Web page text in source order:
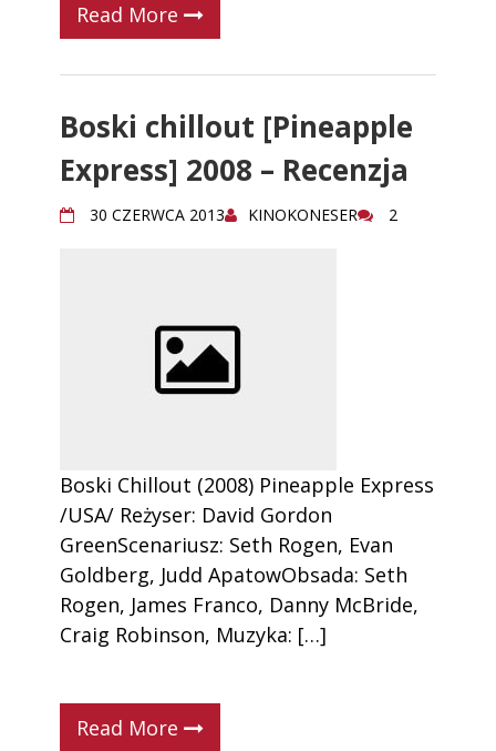
Read More
Boski chillout [Pineapple
Express] 2008 – Recenzja
30 CZERWCA 2013 KINOKONESER 2
Boski Chillout (2008) Pineapple Express
/USA/ Reżyser: David Gordon
GreenScenariusz: Seth Rogen, Evan
Goldberg, Judd ApatowObsada: Seth
Rogen, James Franco, Danny McBride,
Craig Robinson, Muzyka: […]
Read More